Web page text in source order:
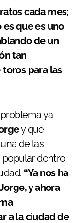
cada mes;
que es uno
de un
tan
para las
ya
y que
de las
popular dentro
“Ya nos ha
y ahora
a la ciudad de